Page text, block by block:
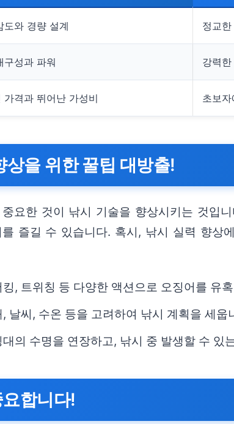
도와 경량 설계 정교
구성과 파워 강력
가격과 뛰어난 가성비 초보
상을 위한 꿀팁 대방출!
요한 것이 낚시 기술을 향상시키는 것입
즐길 수 있습니다. 혹시, 낚시 실력 향
, 트위칭 등 다양한 액션으로 오징어를 유
씨, 수온 등을 고려하여 낚시 계획을 세웁
의 수명을 연장하고, 낚시 중 발생할 수 있
합니다!